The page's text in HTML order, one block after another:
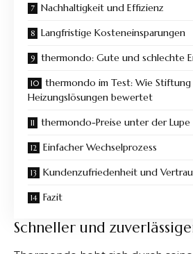
Nachhaltigkeit und Effizienz
Langfristige Kosteneinsparungen
thermondo: Gute und schlechte
thermondo im Test: Wie
Heizungslösungen bewertet
thermondo-Preise unter der Lupe
Einfacher Wechselprozess
Kundenzufriedenheit und
Fazit
Schneller und